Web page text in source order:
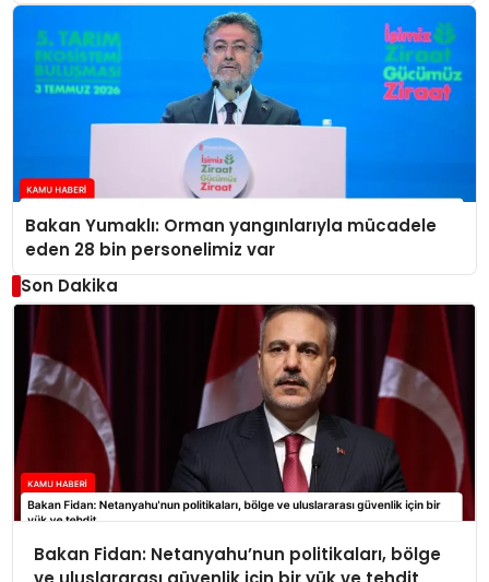
Bakan Yumaklı: Orman yangınlarıyla mücadele
eden 28 bin personelimiz var
Son Dakika
Bakan Fidan: Netanyahu’nun politikaları, bölge